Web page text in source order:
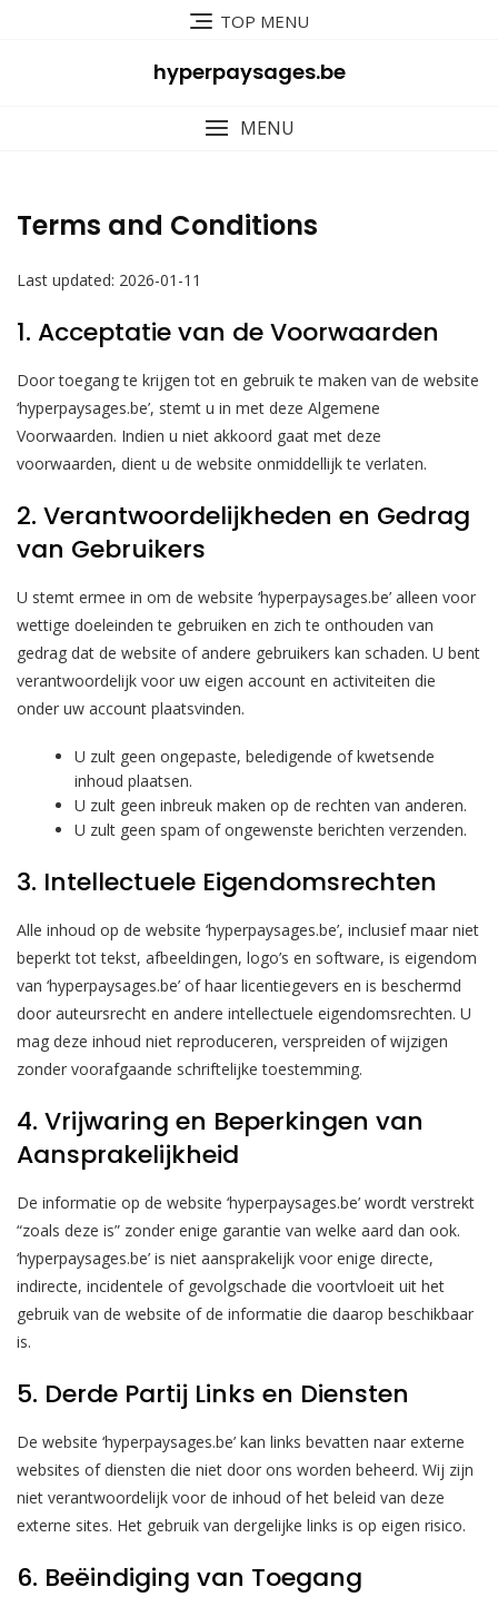
TOP MENU
hyperpaysages.be
MENU
Terms and Conditions
Last updated: 2026-01-11
1. Acceptatie van de Voorwaarden
Door toegang te krijgen tot en gebruik te maken van de website
‘hyperpaysages.be’, stemt u in met deze Algemene
Voorwaarden. Indien u niet akkoord gaat met deze
voorwaarden, dient u de website onmiddellijk te verlaten.
2. Verantwoordelijkheden en Gedrag
van Gebruikers
U stemt ermee in om de website ‘hyperpaysages.be’ alleen voor
wettige doeleinden te gebruiken en zich te onthouden van
gedrag dat de website of andere gebruikers kan schaden. U bent
verantwoordelijk voor uw eigen account en activiteiten die
onder uw account plaatsvinden.
U zult geen ongepaste, beledigende of kwetsende
inhoud plaatsen.
U zult geen inbreuk maken op de rechten van anderen.
U zult geen spam of ongewenste berichten verzenden.
3. Intellectuele Eigendomsrechten
Alle inhoud op de website ‘hyperpaysages.be’, inclusief maar niet
beperkt tot tekst, afbeeldingen, logo’s en software, is eigendom
van ‘hyperpaysages.be’ of haar licentiegevers en is beschermd
door auteursrecht en andere intellectuele eigendomsrechten. U
mag deze inhoud niet reproduceren, verspreiden of wijzigen
zonder voorafgaande schriftelijke toestemming.
4. Vrijwaring en Beperkingen van
Aansprakelijkheid
De informatie op de website ‘hyperpaysages.be’ wordt verstrekt
“zoals deze is” zonder enige garantie van welke aard dan ook.
‘hyperpaysages.be’ is niet aansprakelijk voor enige directe,
indirecte, incidentele of gevolgschade die voortvloeit uit het
gebruik van de website of de informatie die daarop beschikbaar
is.
5. Derde Partij Links en Diensten
De website ‘hyperpaysages.be’ kan links bevatten naar externe
websites of diensten die niet door ons worden beheerd. Wij zijn
niet verantwoordelijk voor de inhoud of het beleid van deze
externe sites. Het gebruik van dergelijke links is op eigen risico.
6. Beëindiging van Toegang